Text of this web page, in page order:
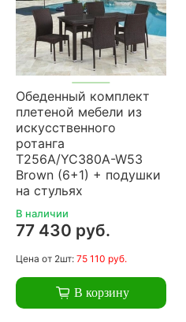
Обеденный комплект
плетеной мебели из
искусственного
ротанга
T256A/YC380A-W53
Brown (6+1) + подушки
на стульях
В наличии
77 430 руб.
Цена от 2шт: 75 110 руб.
В корзину